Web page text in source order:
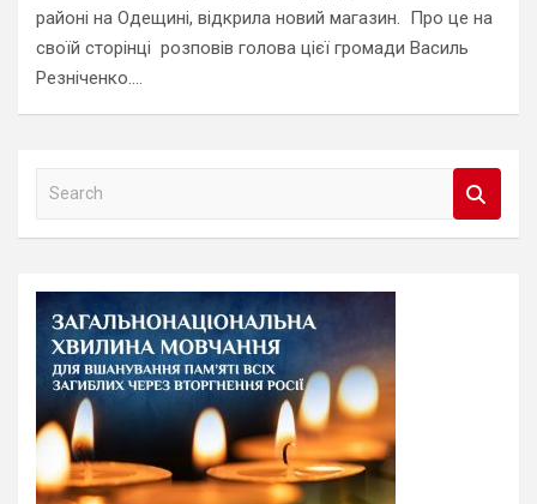
районі на Одещині, відкрила новий магазин. Про це на
своїй сторінці розповів голова цієї громади Василь
Резніченко.…
a